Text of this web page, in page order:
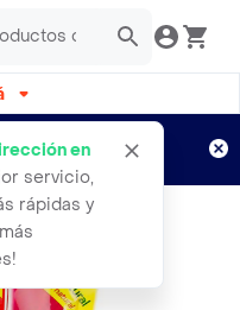
en
servicio,
rápidas y
Aplican TyC